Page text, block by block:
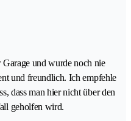
und wurde noch nie
und freundlich. Ich empfehle
dass man hier nicht über den
geholfen wird.